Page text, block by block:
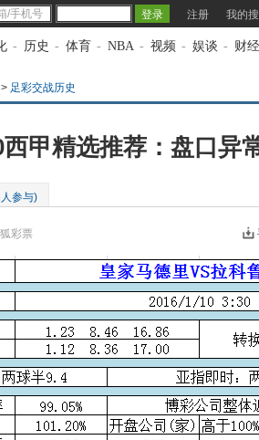
注册 我的
- 历史 - 体育 - NBA - 视频 - 娱谈 - 财经
> 足彩交战历史
甲精选推荐：盘口异
人参与)
彩票